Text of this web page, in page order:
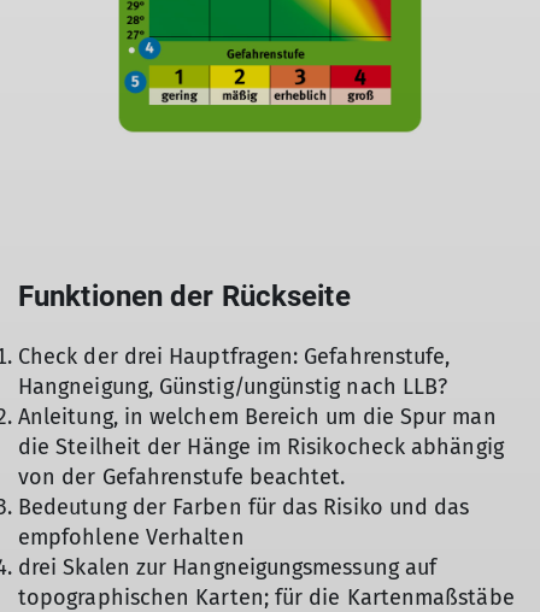
Funktionen der Rückseite
Check der drei Hauptfragen: Gefahrenstufe,
Hangneigung, Günstig/ungünstig nach LLB?
Anleitung, in welchem Bereich um die Spur man
die Steilheit der Hänge im Risikocheck abhängig
von der Gefahrenstufe beachtet.
Bedeutung der Farben für das Risiko und das
empfohlene Verhalten
drei Skalen zur Hangneigungsmessung auf
topographischen Karten; für die Kartenmaßstäbe